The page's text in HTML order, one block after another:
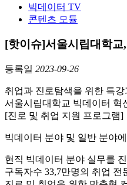
빅데이터 TV
콘텐츠 모듈
[핫이슈]서울시립대학
등록일 2023-09-26
취업과 진로탐색을 위한 특
서울시립대학교 빅데이터 혁
[진로 및 취업 지원 프로그램]
빅데이터 분야 및 일반 분야
현직 빅데이터 분야 실무를
구독자수 33,7만명의 취업